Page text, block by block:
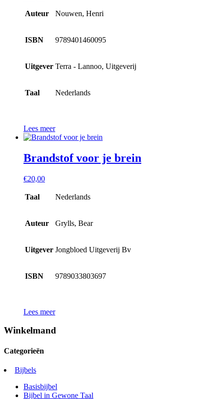
Auteur Nouwen, Henri
ISBN 9789401460095
Uitgever Terra - Lannoo, Uitgeverij
Taal Nederlands
Lees meer
Brandstof voor je brein
€20,00
Taal Nederlands
Auteur Grylls, Bear
Uitgever Jongbloed Uitgeverij Bv
ISBN 9789033803697
Lees meer
Winkelmand
Categorieën
Bijbels
Basisbijbel
Bijbel in Gewone Taal